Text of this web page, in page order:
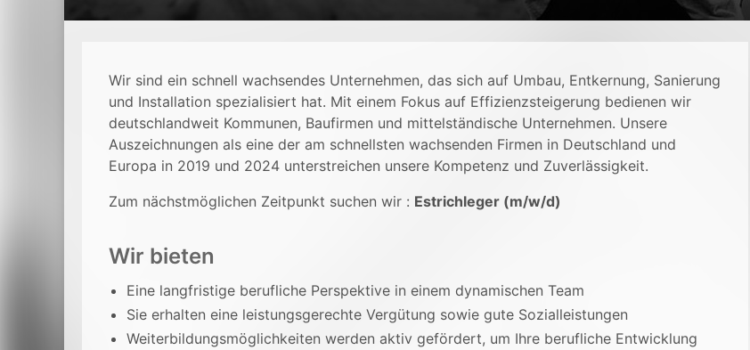
Wir sind ein schnell wachsendes Unternehmen, das sich auf Umbau, Entkernung, Sanierung
und Installation spezialisiert hat. Mit einem Fokus auf Effizienzsteigerung bedienen wir
deutschlandweit Kommunen, Baufirmen und mittelständische Unternehmen. Unsere
Auszeichnungen als eine der am schnellsten wachsenden Firmen in Deutschland und
Europa in 2019 und 2024 unterstreichen unsere Kompetenz und Zuverlässigkeit.
Zum nächstmöglichen Zeitpunkt suchen wir : Estrichleger (m/w/d)
Wir bieten
Eine langfristige berufliche Perspektive in einem dynamischen Team
Sie erhalten eine leistungsgerechte Vergütung sowie gute Sozialleistungen
Weiterbildungsmöglichkeiten werden aktiv gefördert, um Ihre berufliche Entwicklung